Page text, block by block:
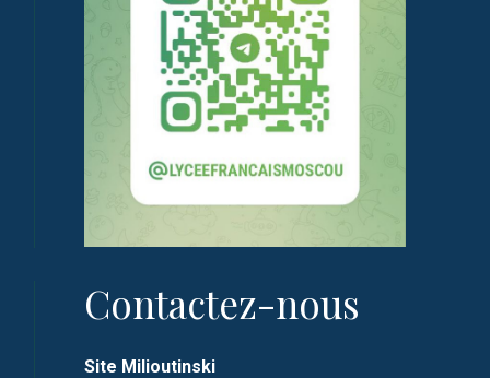
Contactez-nous
Site Milioutinski